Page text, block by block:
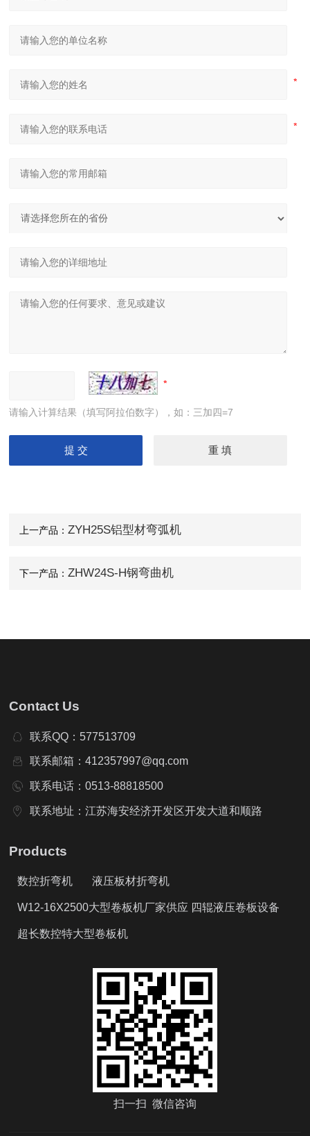
请输入计算结果（填写阿拉伯数字），如：三加四=7
上一产品： ZYH25S铝型材弯弧机
下一产品： ZHW24S-H钢弯曲机
Contact Us
联系QQ：577513709
联系邮箱：412357997@qq.com
联系电话：0513-88818500
联系地址：江苏海安经济开发区开发大道和顺路
Products
数控折弯机 液压板材折弯机
W12-16X2500大型卷板机厂家供应 四辊液压卷板设备
超长数控特大型卷板机
扫一扫 微信咨询